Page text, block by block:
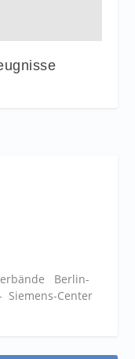
Berlin-
Siemens-Center